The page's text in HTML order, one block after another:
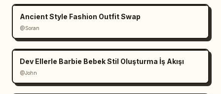
Ancient Style Fashion Outfit Swap
@Soran
Dev Ellerle Barbie Bebek Stil Oluşturma İş Akışı
@John